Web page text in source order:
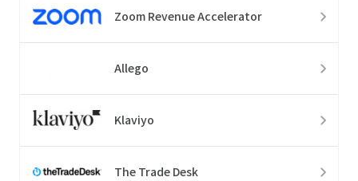
Zoom Revenue Accelerator
Allego
Klaviyo
The Trade Desk